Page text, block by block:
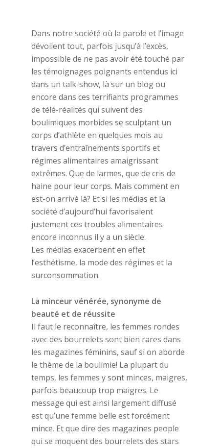
Dans notre société où la parole et l’image
dévoilent tout, parfois jusqu’à l’excès,
impossible de ne pas avoir été touché par
les témoignages poignants entendus ici
dans un talk-show, là sur un blog ou
encore dans ces terrifiants programmes
de télé-réalités qui suivent des
boulimiques morbides se sculptant un
corps d’athlète en quelques mois au
travers d’entraînements sportifs et
régimes alimentaires amaigrissant
extrêmes. Que de larmes, que de cris de
haine pour leur corps. Mais comment en
est-on arrivé là? Et si les médias et la
société d’aujourd’hui favorisaient
justement ces troubles alimentaires
encore inconnus il y a un siècle.
Les médias exacerbent en effet
l’esthétisme, la mode des régimes et la
surconsommation.
La minceur vénérée, synonyme de
beauté et de réussite
Il faut le reconnaître, les femmes rondes
avec des bourrelets sont bien rares dans
les magazines féminins, sauf si on aborde
le thème de la boulimie! La plupart du
temps, les femmes y sont minces, maigres,
parfois beaucoup trop maigres. Le
message qui est ainsi largement diffusé
est qu’une femme belle est forcément
mince. Et que dire des magazines people
qui se moquent des bourrelets des stars